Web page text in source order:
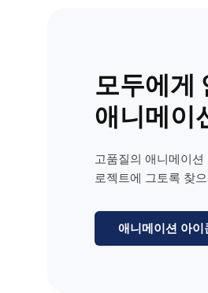
모두에게
애니메이
고품질의 애니메이
로젝트에 그토록 찾
애니메이션 아